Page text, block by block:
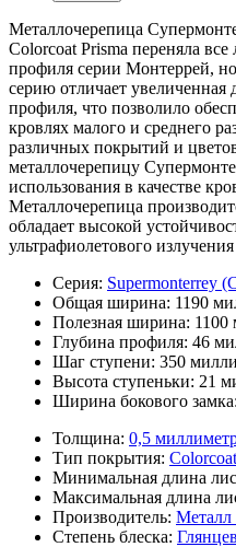
Металлочерепица
Colorcoat Prisma переняла
профиля серии Монтеррей,
серию отличает увеличенная
профиля, что позволило
кровлях малого и среднего
различных покрытий и
металлочерепицу
использования в качестве
Металлочерепица
обладает высокой
ультрафиолетового
Серия: Supermonterrey
Общая ширина: 1190
Полезная ширина: 1100
Глубина профиля: 46
Шаг ступени: 350
Высота ступеньки: 21
Ширина бокового замка:
Толщина: 0,5
Тип покрытия:
Минимальная длина
Максимальная длина
Производитель:
Степень блеска: